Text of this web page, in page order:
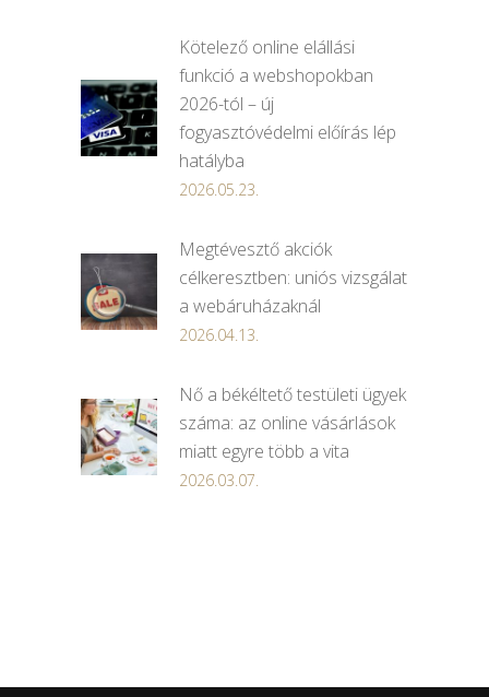
Kötelező online elállási
funkció a webshopokban
2026-tól – új
fogyasztóvédelmi előírás lép
hatályba
2026.05.23.
Megtévesztő akciók
célkeresztben: uniós vizsgálat
a webáruházaknál
2026.04.13.
Nő a békéltető testületi ügyek
száma: az online vásárlások
miatt egyre több a vita
2026.03.07.